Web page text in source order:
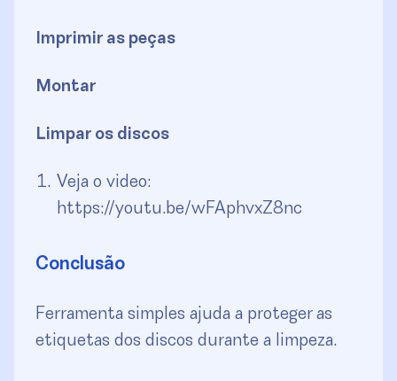
Imprimir as peças
Montar
Limpar os discos
Veja o video:
https://youtu.be/wFAphvxZ8nc
Conclusão
Ferramenta simples ajuda a proteger as
etiquetas dos discos durante a limpeza.